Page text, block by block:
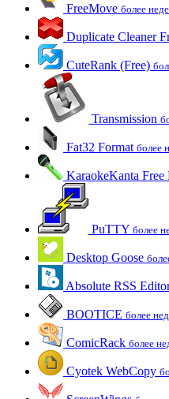
FreeMove более
Duplicate Cleaner
CuteRank (Free)
Transmission
Fat32 Format более
KaraokeKanta Free
PuTTY более
Desktop Goose
Absolute RSS
BOOTICE более
ComicRack более
Cyotek WebCopy